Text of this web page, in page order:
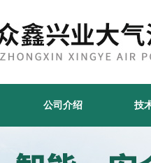
公司介绍 技